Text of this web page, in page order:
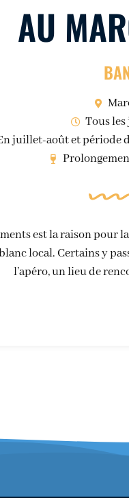
AU
Tous les
juillet-août et période
est la raison
local. Certains y
l’apéro, un lieu de